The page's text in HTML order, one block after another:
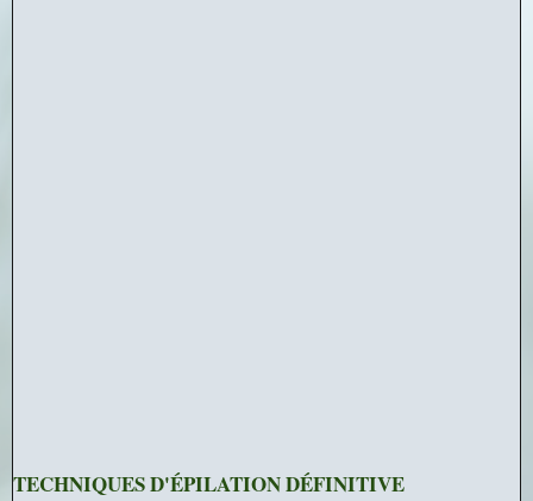
TECHNIQUES D'ÉPILATION DÉFINITIVE